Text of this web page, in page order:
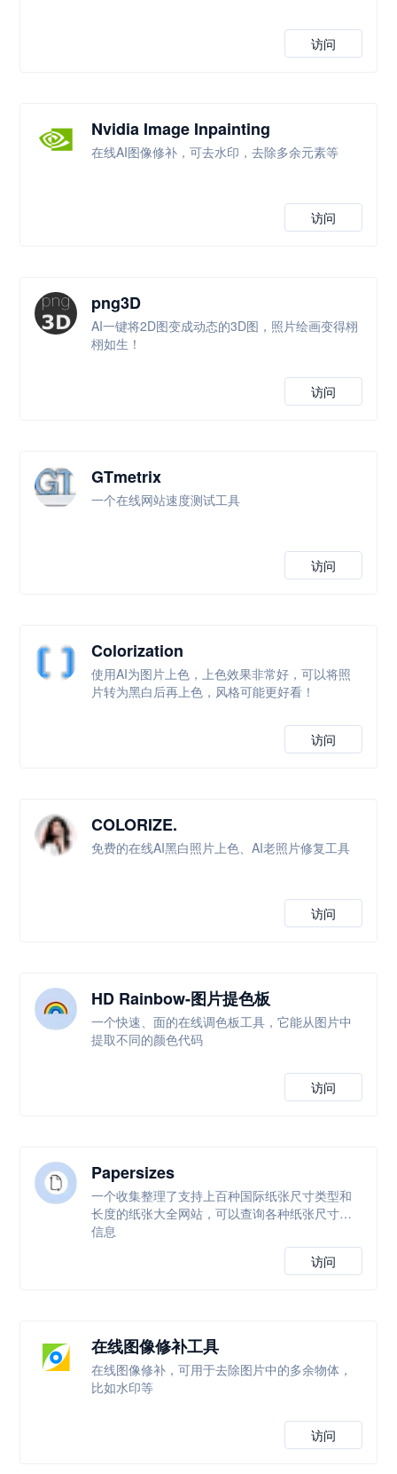
访问
Nvidia Image Inpainting
在线AI图像修补，可去水印，去除多余元素等
访问
png3D
AI一键将2D图变成动态的3D图，照片绘画变得栩
栩如生！
访问
GTmetrix
一个在线网站速度测试工具
访问
Colorization
使用AI为图片上色，上色效果非常好，可以将照
片转为黑白后再上色，风格可能更好看！
访问
COLORIZE.
免费的在线AI黑白照片上色、AI老照片修复工具
访问
HD Rainbow-图片提色板
一个快速、面的在线调色板工具，它能从图片中
提取不同的颜色代码
访问
Papersizes
一个收集整理了支持上百种国际纸张尺寸类型和
长度的纸张大全网站，可以查询各种纸张尺寸等
信息
访问
在线图像修补工具
在线图像修补，可用于去除图片中的多余物体，
比如水印等
访问